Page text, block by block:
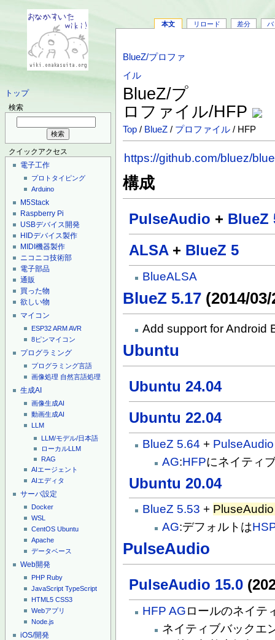
トップ
検索
クイックアクセス
電子工作
プロトタイピング
Arduino
M5Stack
Raspberry Pi
USBデバイス開発
HIDデバイス製作
MIDI機器製作
ニコニコ技術部
電子部品
通販
買った物
欲しい物
マイコン
ESP32ARMAVR
8ピンマイコン
プログラミング
プログラミング言語
画像処理 自然言語処理
生成AI
画像生成AI
動画生成AI
LLM
LLM/モデル/日本語
ローカルLLM
RAG
AIエージェント
AIエディタ
サーバ設定
Docker
WSL
CentOS Ubuntu
Apache
データベース
Web開発
PHP Ruby
JavaScript TypeScript
HTML5 CSS3
Webアプリ
Node.js
iOS/開発
本文 リロード 差分 バ
BlueZ/プロファ
イル
BlueZ/プ
ロファイル/HFP
Top / BlueZ / プロファイル / HFP
https://github.com/bluez/
構成
PulseAudio + BlueZ
ALSA+ BlueZ 5
BlueALSA
BlueZ 5.17 (2014/
Add support for Android
Ubuntu
Ubuntu 24.04
Ubuntu 22.04
BlueZ 5.64 +
AG:HFPにネイティ
Ubuntu 20.04
BlueZ 5.53 +
AG:デフォルトは
PulseAudio
PulseAudio 15.0
HFP AGロールのネイテ
ネイティブバックエ